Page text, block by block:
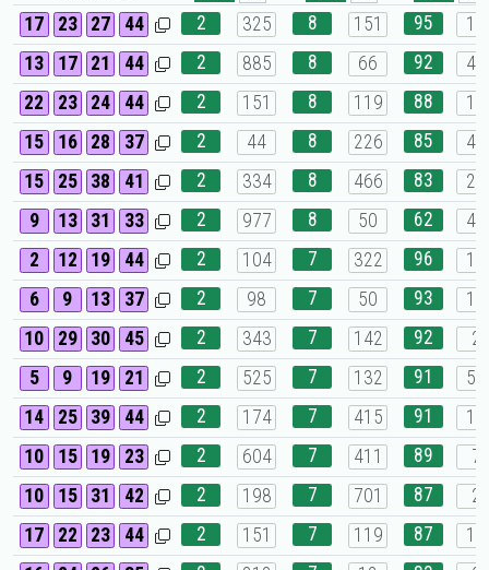
17 23 27 44 2 325 8 151 95
17
13
17 21 44 2 885 8 66 92
42
22
23 24 44 2 151 8 119 88
16
15
16 28 37 2 44 8 226 85
40
15
25 38 41 2 334 8 466 83
24
9
13 31 33 2 977 8 50 62
48
2
12 19 44 2 104 7 322 96
10
6
9 13 37 2 98 7 50 93
19
10
29 30 45 2 343 7 142 92
2
5
9 19 21 2 525 7 132 91
56
14
25 39 44 2 174 7 415 91
10
10
15 19 23 2 604 7 411 89
7
10
15 31 42 2 198 7 701 87
2
17
22 23 44 2 151 7 119 87
16